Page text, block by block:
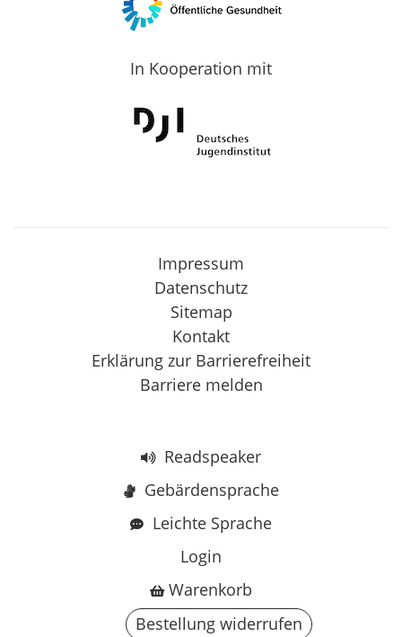
In Kooperation mit
Impressum
Datenschutz
Sitemap
Kontakt
Erklärung zur Barrierefreiheit
Barriere melden
Readspeaker
Gebärdensprache
Leichte Sprache
Login
Warenkorb
Bestellung widerrufen